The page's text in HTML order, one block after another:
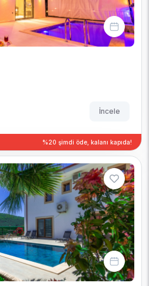
İncele
%20 şimdi öde, kalanı kapıda!